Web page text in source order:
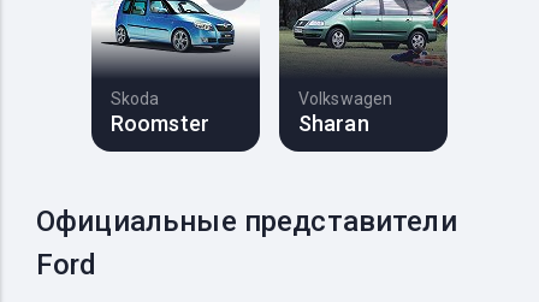
Skoda
Roomster
Volkswagen
Sharan
Официальные представители
Ford